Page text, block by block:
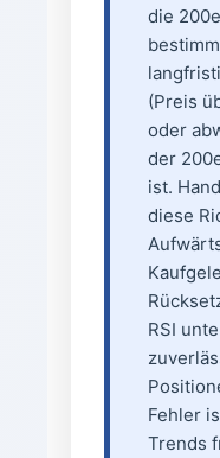
die
(Preis
oder
der
ist.
diese
RSI
Fehler
Trends